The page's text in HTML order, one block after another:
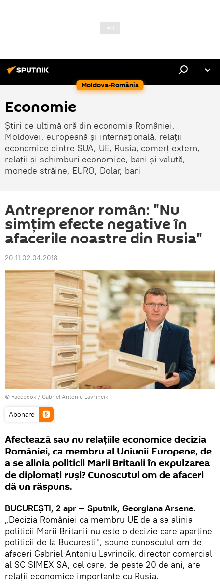
Moldova-România
Economie
Știri de ultimă oră din economia României,
Moldovei, europeană și internațională, relații
economice dintre SUA, UE, Rusia, comerț extern,
relații și schimburi economice, bani și valută,
monede străine, EURO, Dolar, bani
Antreprenor român: "Nu
simţim efecte negative în
afacerile noastre din Rusia"
20:11 02.04.2018
© Facebook / Gabriel Antoniu Lavrincik
Abonare
Afectează sau nu relaţiile economice decizia
României, ca membru al Uniunii Europene, de
a se alinia politicii Marii Britanii în expulzarea
de diplomaţi ruşi? Cunoscutul om de afaceri
dă un răspuns.
BUCUREŞTI, 2 apr — Sputnik, Georgiana Arsene.
„Decizia României ca membru UE de a se alinia
politicii Marii Britanii nu este o decizie care aparţine
politicii de la Bucureşti", spune cunoscutul om de
afaceri Gabriel Antoniu Lavrincik, director comercial
al SC SIMEX SA, cel care, de peste 20 de ani, are
relaţii economice importante cu Rusia.